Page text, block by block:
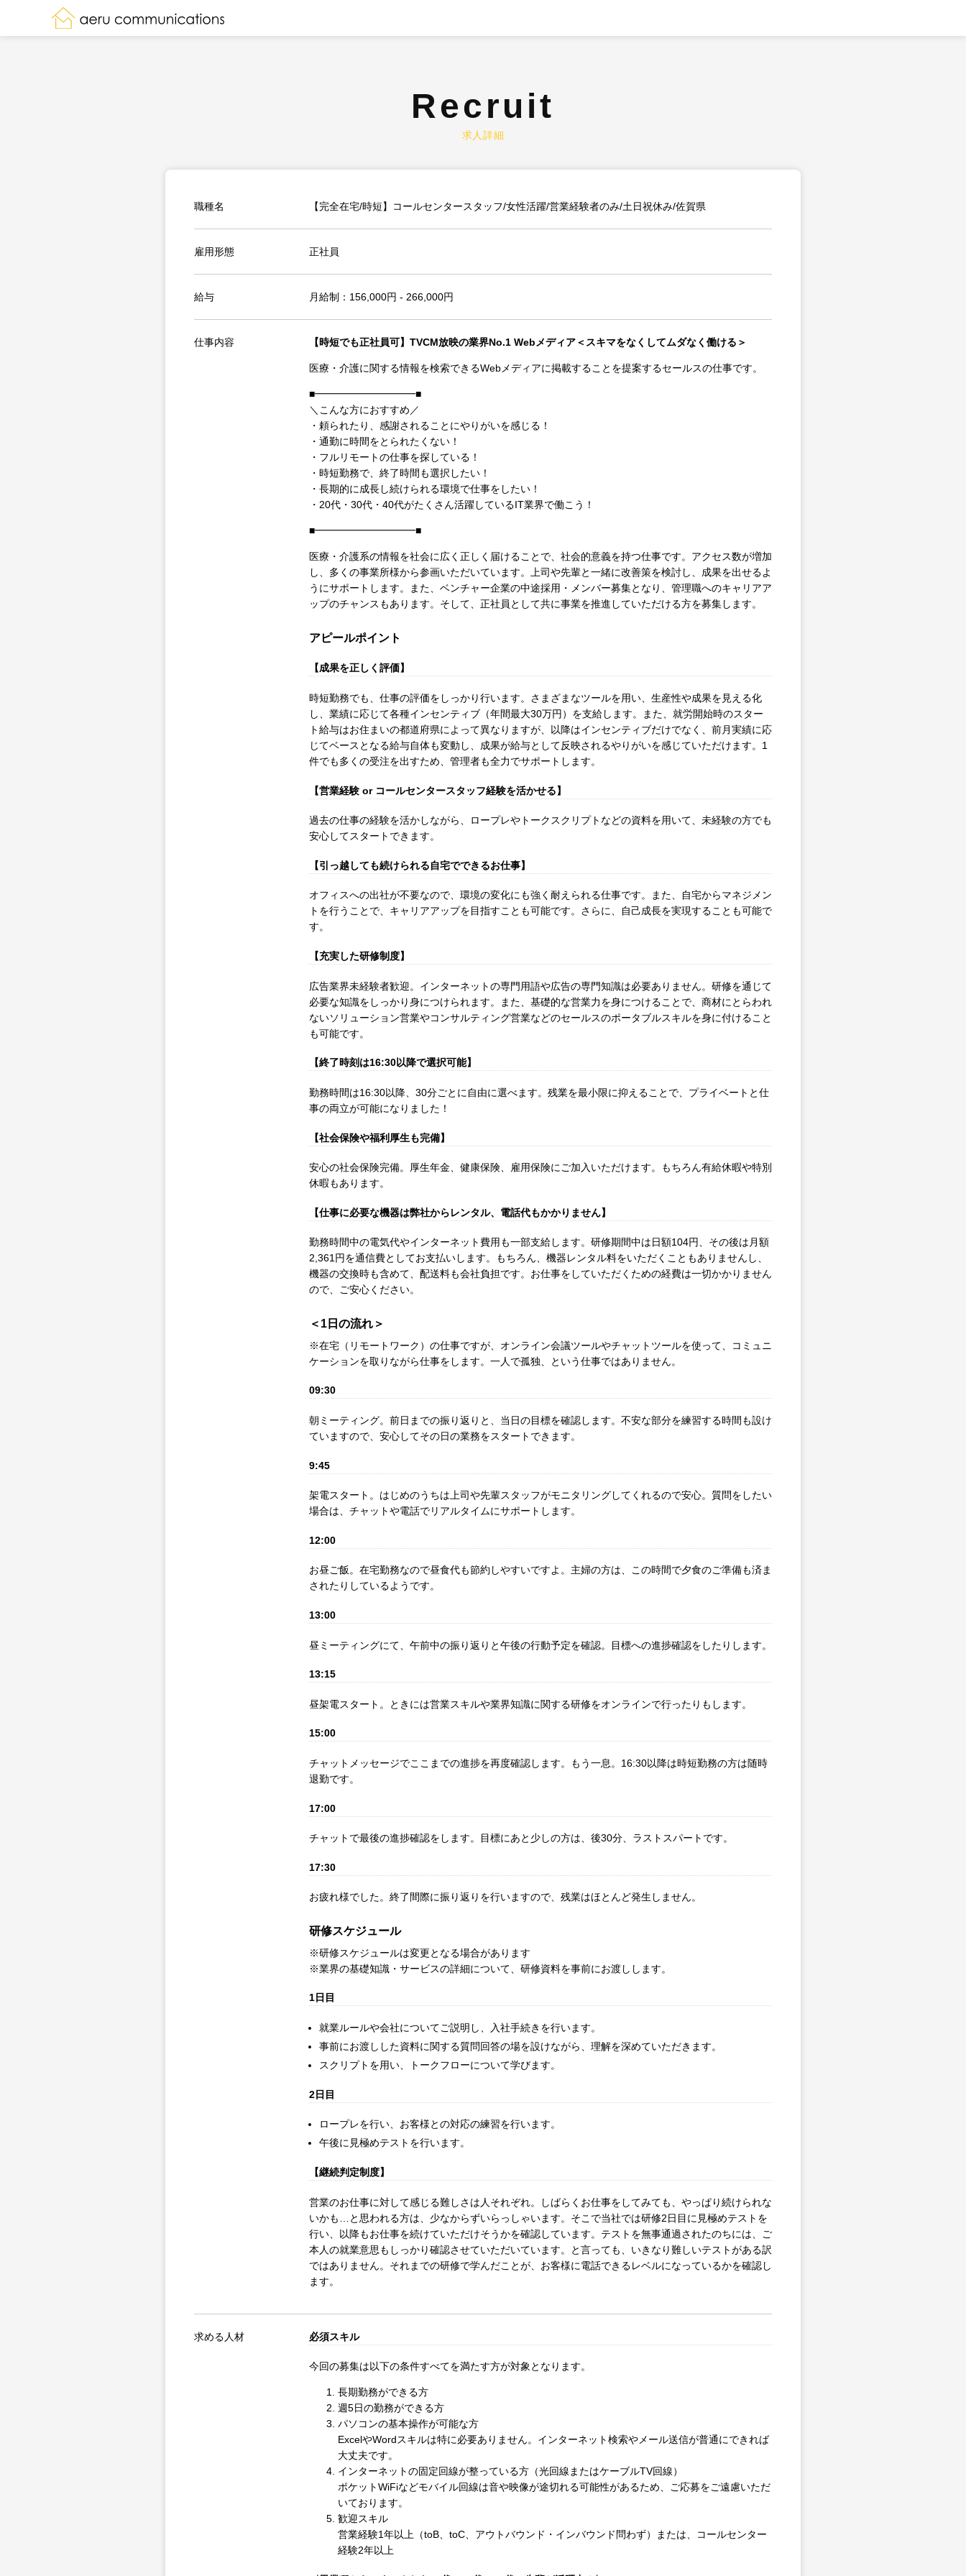
Recruit
求人詳細
職種名 【完全在宅/時短】コールセンタースタッフ/女性活躍/営業経験者のみ/土日祝休み/佐賀県
雇用形態 正社員
給与 月給制：156,000円 - 266,000円
仕事内容 【時短でも正社員可】TVCM放映の業界No.1 Webメディア＜スキマをなくしてムダなく働ける＞
医療・介護に関する情報を検索できるWebメディアに掲載することを提案するセールスの仕事です。
■━━━━━━━━━━■
＼こんな方におすすめ／
・頼られたり、感謝されることにやりがいを感じる！
・通勤に時間をとられたくない！
・フルリモートの仕事を探している！
・時短勤務で、終了時間も選択したい！
・長期的に成長し続けられる環境で仕事をしたい！
・20代・30代・40代がたくさん活躍しているIT業界で働こう！
■━━━━━━━━━━■
医療・介護系の情報を社会に広く正しく届けることで、社会的意義を持つ仕事です。アクセス数が増加
し、多くの事業所様から参画いただいています。上司や先輩と一緒に改善策を検討し、成果を出せるよ
うにサポートします。また、ベンチャー企業の中途採用・メンバー募集となり、管理職へのキャリアア
ップのチャンスもあります。そして、正社員として共に事業を推進していただける方を募集します。
アピールポイント
【成果を正しく評価】
時短勤務でも、仕事の評価をしっかり行います。さまざまなツールを用い、生産性や成果を見える化
し、業績に応じて各種インセンティブ（年間最大30万円）を支給します。また、就労開始時のスター
ト給与はお住まいの都道府県によって異なりますが、以降はインセンティブだけでなく、前月実績に応
じてベースとなる給与自体も変動し、成果が給与として反映されるやりがいを感じていただけます。1
件でも多くの受注を出すため、管理者も全力でサポートします。
【営業経験 or コールセンタースタッフ経験を活かせる】
過去の仕事の経験を活かしながら、ロープレやトークスクリプトなどの資料を用いて、未経験の方でも
安心してスタートできます。
【引っ越しても続けられる自宅でできるお仕事】
オフィスへの出社が不要なので、環境の変化にも強く耐えられる仕事です。また、自宅からマネジメン
トを行うことで、キャリアアップを目指すことも可能です。さらに、自己成長を実現することも可能で
す。
【充実した研修制度】
広告業界未経験者歓迎。インターネットの専門用語や広告の専門知識は必要ありません。研修を通じて
必要な知識をしっかり身につけられます。また、基礎的な営業力を身につけることで、商材にとらわれ
ないソリューション営業やコンサルティング営業などのセールスのポータブルスキルを身に付けること
も可能です。
【終了時刻は16:30以降で選択可能】
勤務時間は16:30以降、30分ごとに自由に選べます。残業を最小限に抑えることで、プライベートと仕
事の両立が可能になりました！
【社会保険や福利厚生も完備】
安心の社会保険完備。厚生年金、健康保険、雇用保険にご加入いただけます。もちろん有給休暇や特別
休暇もあります。
【仕事に必要な機器は弊社からレンタル、電話代もかかりません】
勤務時間中の電気代やインターネット費用も一部支給します。研修期間中は日額104円、その後は月額
2,361円を通信費としてお支払いします。もちろん、機器レンタル料をいただくこともありませんし、
機器の交換時も含めて、配送料も会社負担です。お仕事をしていただくための経費は一切かかりません
ので、ご安心ください。
＜1日の流れ＞
※在宅（リモートワーク）の仕事ですが、オンライン会議ツールやチャットツールを使って、コミュニ
ケーションを取りながら仕事をします。一人で孤独、という仕事ではありません。
09:30
朝ミーティング。前日までの振り返りと、当日の目標を確認します。不安な部分を練習する時間も設け
ていますので、安心してその日の業務をスタートできます。
9:45
架電スタート。はじめのうちは上司や先輩スタッフがモニタリングしてくれるので安心。質問をしたい
場合は、チャットや電話でリアルタイムにサポートします。
12:00
お昼ご飯。在宅勤務なので昼食代も節約しやすいですよ。主婦の方は、この時間で夕食のご準備も済ま
されたりしているようです。
13:00
昼ミーティングにて、午前中の振り返りと午後の行動予定を確認。目標への進捗確認をしたりします。
13:15
昼架電スタート。ときには営業スキルや業界知識に関する研修をオンラインで行ったりもします。
15:00
チャットメッセージでここまでの進捗を再度確認します。もう一息。16:30以降は時短勤務の方は随時
退勤です。
17:00
チャットで最後の進捗確認をします。目標にあと少しの方は、後30分、ラストスパートです。
17:30
お疲れ様でした。終了間際に振り返りを行いますので、残業はほとんど発生しません。
研修スケジュール
※研修スケジュールは変更となる場合があります
※業界の基礎知識・サービスの詳細について、研修資料を事前にお渡しします。
1日目
就業ルールや会社についてご説明し、入社手続きを行います。
事前にお渡しした資料に関する質問回答の場を設けながら、理解を深めていただきます。
スクリプトを用い、トークフローについて学びます。
2日目
ロープレを行い、お客様との対応の練習を行います。
午後に見極めテストを行います。
【継続判定制度】
営業のお仕事に対して感じる難しさは人それぞれ。しばらくお仕事をしてみても、やっぱり続けられな
いかも…と思われる方は、少なからずいらっしゃいます。そこで当社では研修2日目に見極めテストを
行い、以降もお仕事を続けていただけそうかを確認しています。テストを無事通過されたのちには、ご
本人の就業意思もしっかり確認させていただいています。と言っても、いきなり難しいテストがある訳
ではありません。それまでの研修で学んだことが、お客様に電話できるレベルになっているかを確認し
ます。
求める人材 必須スキル
今回の募集は以下の条件すべてを満たす方が対象となります。
長期勤務ができる方
週5日の勤務ができる方
パソコンの基本操作が可能な方
ExcelやWordスキルは特に必要ありません。インターネット検索やメール送信が普通にできれば
大丈夫です。
インターネットの固定回線が整っている方（光回線またはケーブルTV回線）
ポケットWiFiなどモバイル回線は音や映像が途切れる可能性があるため、ご応募をご遠慮いただ
いております。
歓迎スキル
営業経験1年以上（toB、toC、アウトバウンド・インバウンド問わず）または、コールセンター
経験2年以上